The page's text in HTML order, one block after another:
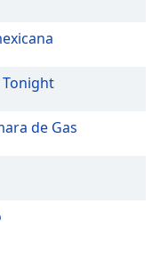
de Gas